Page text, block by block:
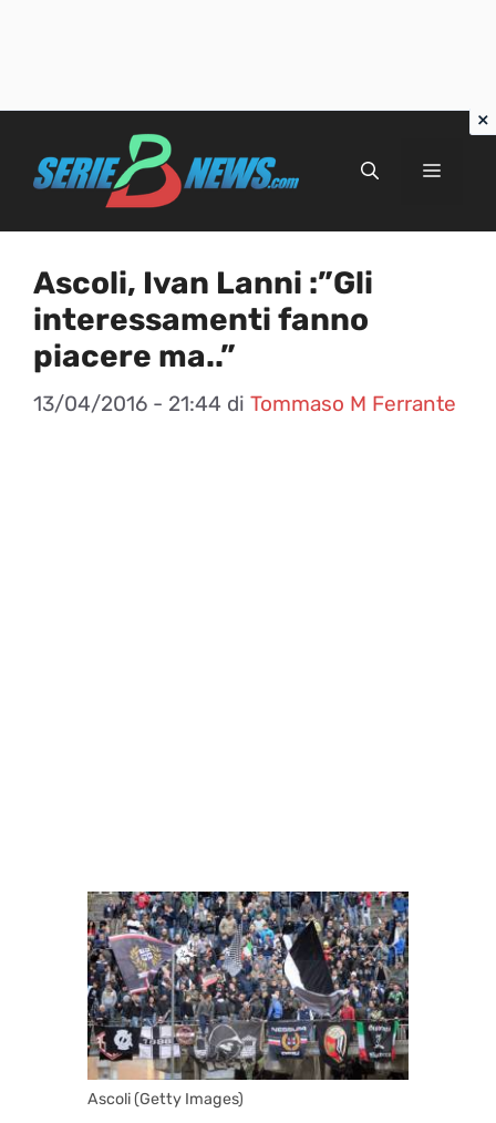
Menu
Ascoli, Ivan Lanni :”Gli
interessamenti fanno
piacere ma..”
13/04/2016 - 21:44 di Tommaso M Ferrante
Ascoli (Getty Images)